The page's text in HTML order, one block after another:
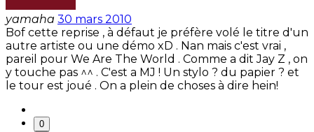
yamaha 30 mars 2010
Bof cette reprise , à défaut je préfère volé le titre d'un
autre artiste ou une démo xD . Nan mais c'est vrai ,
pareil pour We Are The World . Comme a dit Jay Z , on
y touche pas ^^ . C'est a MJ ! Un stylo ? du papier ? et
le tour est joué . On a plein de choses à dire hein!
0